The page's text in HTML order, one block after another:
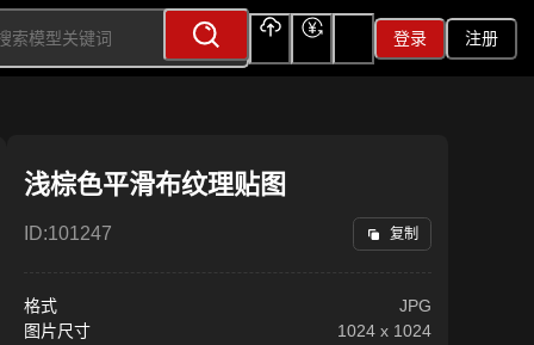
登录 注册
浅棕色平滑布纹理贴图
ID:101247 复制
格式
JPG
图片尺寸
1024 x 1024